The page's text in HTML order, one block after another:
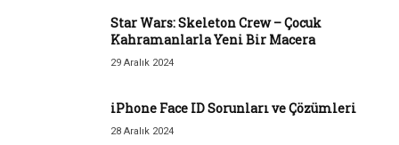
Star Wars: Skeleton Crew – Çocuk
Kahramanlarla Yeni Bir Macera
29 Aralık 2024
iPhone Face ID Sorunları ve Çözümleri
28 Aralık 2024